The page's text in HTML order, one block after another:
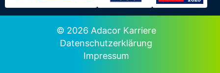
© 2026 Adacor Karriere
Datenschutzerklärung
Impressum